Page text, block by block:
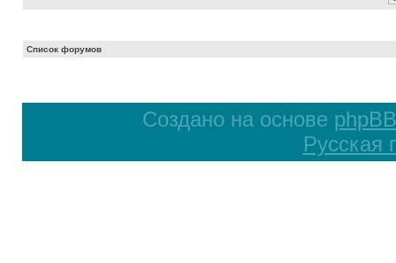
Список форумов
Создано на основе phpBB
Русская